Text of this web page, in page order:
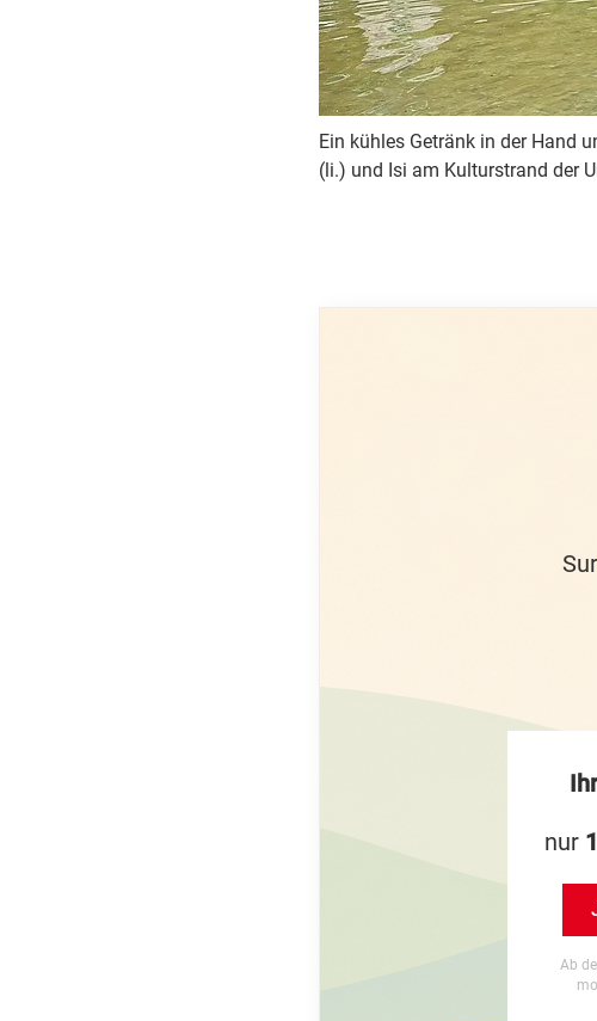
Ein kühles Getränk in der Hand
(li.) und Isi am Kulturstrand der
nur
Ab